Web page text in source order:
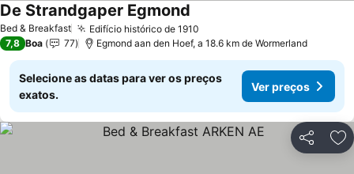
Bed & Breakfast Edifício histórico de 1910
De Strandgaper Egmond
7,8 Boa 77 Egmond aan den Hoef, a 18.6 km de Wormerland
Selecione as datas para ver os preços
exatos.
Ver preços
Partilhar